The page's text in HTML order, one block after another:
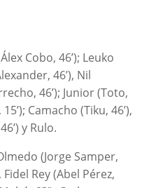
Álex Cobo, 46’); Leuko
46’), Nil
46’); Junior (Toto,
Camacho (Tiku, 46’),
y Rulo.
(Jorge Samper,
Rey (Abel Pérez,